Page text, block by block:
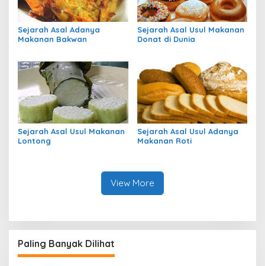
Sejarah Asal Adanya
Makanan Bakwan
Sejarah Asal Usul Makanan
Donat di Dunia
Sejarah Asal Usul Makanan
Lontong
Sejarah Asal Usul Adanya
Makanan Roti
View More
Paling Banyak Dilihat